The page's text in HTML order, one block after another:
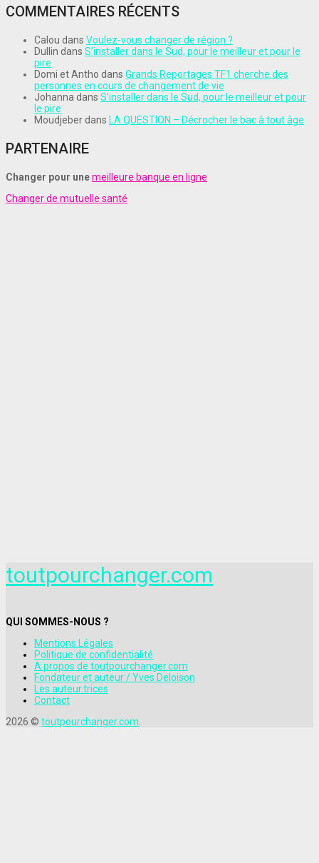
COMMENTAIRES RÉCENTS
Calou dans Voulez-vous changer de région ?
Dullin dans S’installer dans le Sud, pour le meilleur et pour le
pire
Domi et Antho dans Grands Reportages TF1 cherche des
personnes en cours de changement de vie
Johanna dans S’installer dans le Sud, pour le meilleur et pour
le pire
Moudjeber dans LA QUESTION – Décrocher le bac à tout âge
PARTENAIRE
Changer pour unemeilleure banque en ligne
Changer de mutuelle santé
toutpourchanger.com
QUI SOMMES-NOUS ?
Mentions Légales
Politique de confidentialité
A propos de toutpourchanger.com
Fondateur et auteur / Yves Deloison
Les auteur.trices
Contact
2026 © toutpourchanger.com